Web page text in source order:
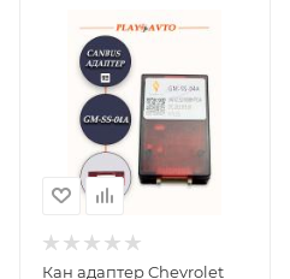
Кан адаптер Chevrolet